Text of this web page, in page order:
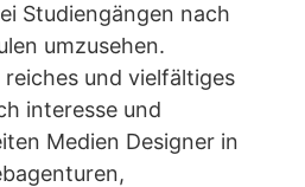
Studiengängen nach
umzusehen.
und vielfältiges
interesse und
Medien Designer in